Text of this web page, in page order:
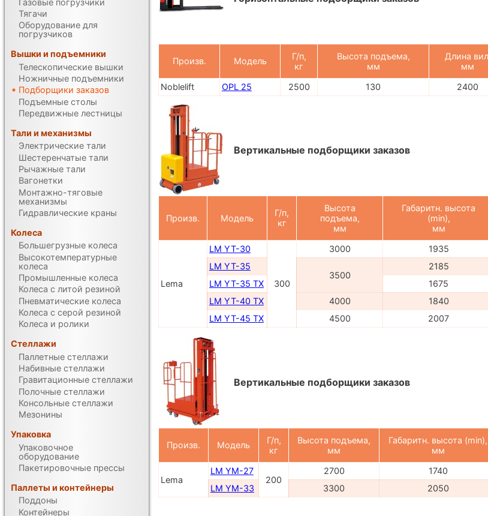
Произв. Модель
Г/п,
кг
Высота подъема,
мм
Длина
мм
Noblelift OPL 25 2500 130 2400
Вертикальные подборщики заказов
Произв. Модель
Г/п,
кг
Высота
подъема,
мм
Габаритн. высота
(min),
мм
Lema
LM YT-30
300
3000 1935
LM YT-35
3500
2185
LM YT-35 TX
1675
LM YT-40 TX
4000 1840
LM YT-45 TX
4500 2007
Вертикальные подборщики заказов
Произв. Модель
Г/п,
кг
Высота подъема,
мм
Габаритн. высота (min),
мм
Lema
LM YM-27
200
2700
1740
LM YM-33
3300 2050
Тягачи
Оборудование для
погрузчиков
Вышки и подъемники
Телескопические вышки
Ножничные подъемники
Подборщики заказов
Подъемные столы
Передвижные лестницы
Тали и механизмы
Электрические тали
Шестеренчатые тали
Рычажные тали
Вагонетки
Монтажно-тяговые
механизмы
Гидравлические краны
Колеса
Большегрузные колеса
Высокотемпературные
колеса
Промышленные колеса
Колеса с литой резиной
Пневматические колеса
Колеса с серой резиной
Колеса и ролики
Стеллажи
Паллетные стеллажи
Набивные стеллажи
Гравитационные стеллажи
Полочные стеллажи
Консольные стеллажи
Мезонины
Упаковка
Упаковочное
оборудование
Пакетировочные прессы
Паллеты и контейнеры
Поддоны
Контейнеры